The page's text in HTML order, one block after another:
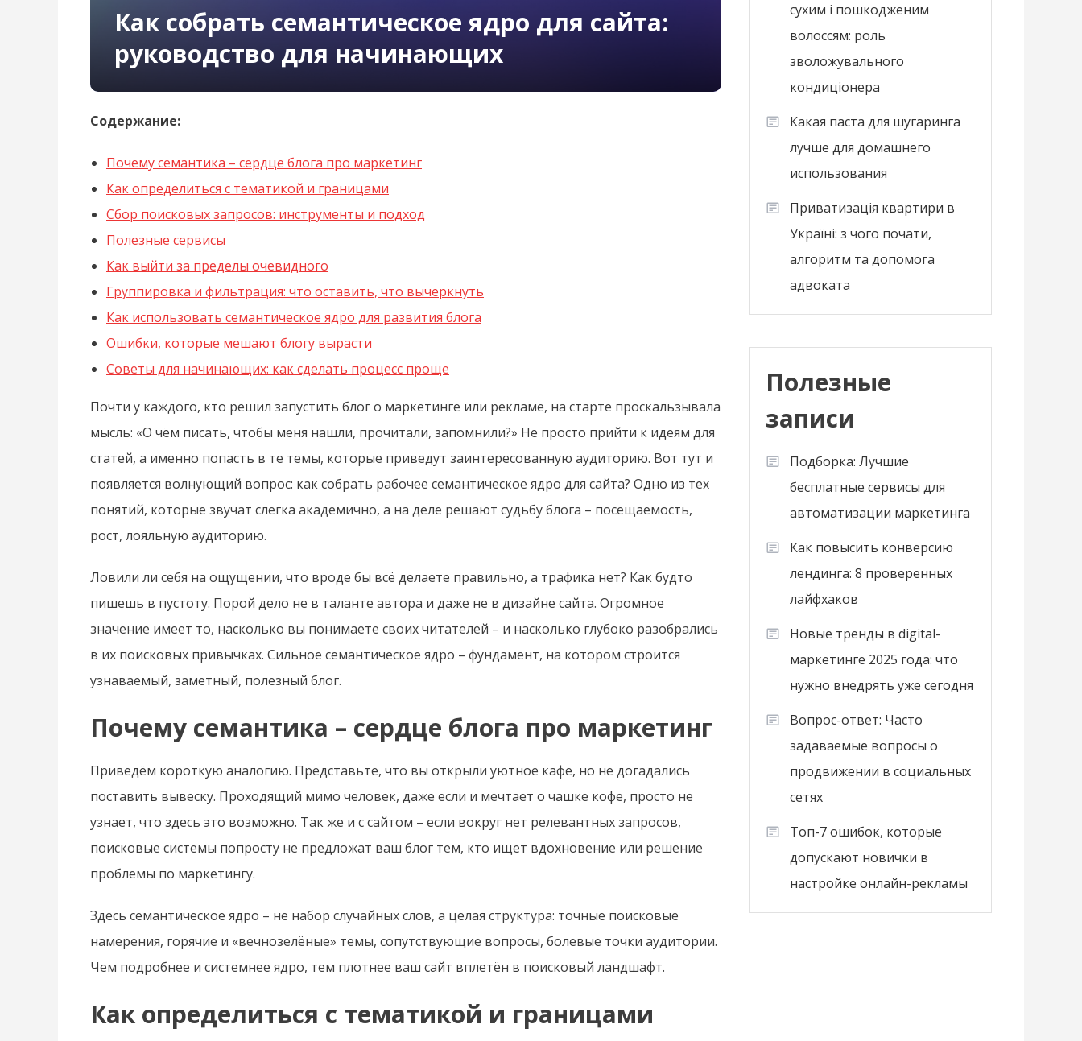
Как собрать семантическое ядро для сайта:
руководство для начинающих
Содержание:
Почему семантика – сердце блога про маркетинг
Как определиться с тематикой и границами
Сбор поисковых запросов: инструменты и подход
Полезные сервисы
Как выйти за пределы очевидного
Группировка и фильтрация: что оставить, что вычеркнуть
Как использовать семантическое ядро для развития блога
Ошибки, которые мешают блогу вырасти
Советы для начинающих: как сделать процесс проще
Почти у каждого, кто решил запустить блог о маркетинге или рекламе, на старте проскальзывала
мысль: «О чём писать, чтобы меня нашли, прочитали, запомнили?» Не просто прийти к идеям для
статей, а именно попасть в те темы, которые приведут заинтересованную аудиторию. Вот тут и
появляется волнующий вопрос: как собрать рабочее семантическое ядро для сайта? Одно из тех
понятий, которые звучат слегка академично, а на деле решают судьбу блога – посещаемость,
рост, лояльную аудиторию.
Ловили ли себя на ощущении, что вроде бы всё делаете правильно, а трафика нет? Как будто
пишешь в пустоту. Порой дело не в таланте автора и даже не в дизайне сайта. Огромное
значение имеет то, насколько вы понимаете своих читателей – и насколько глубоко разобрались
в их поисковых привычках. Сильное семантическое ядро – фундамент, на котором строится
узнаваемый, заметный, полезный блог.
Почему семантика – сердце блога про маркетинг
Приведём короткую аналогию. Представьте, что вы открыли уютное кафе, но не догадались
поставить вывеску. Проходящий мимо человек, даже если и мечтает о чашке кофе, просто не
узнает, что здесь это возможно. Так же и с сайтом – если вокруг нет релевантных запросов,
поисковые системы попросту не предложат ваш блог тем, кто ищет вдохновение или решение
проблемы по маркетингу.
Здесь семантическое ядро – не набор случайных слов, а целая структура: точные поисковые
намерения, горячие и «вечнозелёные» темы, сопутствующие вопросы, болевые точки аудитории.
Чем подробнее и системнее ядро, тем плотнее ваш сайт вплетён в поисковый ландшафт.
Как определиться с тематикой и границами
сухим і пошкодженим
волоссям: роль
зволожувального
кондиціонера
Какая паста для шугаринга
лучше для домашнего
использования
Приватизація квартири в
Україні: з чого почати,
алгоритм та допомога
адвоката
Полезные
записи
Подборка: Лучшие
бесплатные сервисы для
автоматизации маркетинга
Как повысить конверсию
лендинга: 8 проверенных
лайфхаков
Новые тренды в digital-
маркетинге 2025 года: что
нужно внедрять уже сегодня
Вопрос-ответ: Часто
задаваемые вопросы о
продвижении в социальных
сетях
Топ-7 ошибок, которые
допускают новички в
настройке онлайн-рекламы